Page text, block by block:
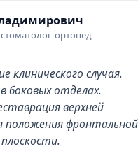
ортопед
случая.
боковых отделах.
верхней
положения фронтальной